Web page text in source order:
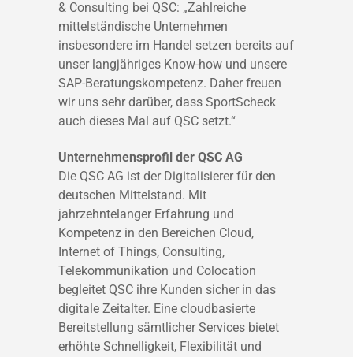
& Consulting bei QSC: „Zahlreiche
mittelständische Unternehmen
insbesondere im Handel setzen bereits auf
unser langjähriges Know-how und unsere
SAP-Beratungskompetenz. Daher freuen
wir uns sehr darüber, dass SportScheck
auch dieses Mal auf QSC setzt.“
Unternehmensprofil der QSC AG
Die QSC AG ist der Digitalisierer für den
deutschen Mittelstand. Mit
jahrzehntelanger Erfahrung und
Kompetenz in den Bereichen Cloud,
Internet of Things, Consulting,
Telekommunikation und Colocation
begleitet QSC ihre Kunden sicher in das
digitale Zeitalter. Eine cloudbasierte
Bereitstellung sämtlicher Services bietet
erhöhte Schnelligkeit, Flexibilität und